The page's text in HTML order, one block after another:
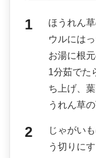
ほうれん
ウルには
お湯に根
1分茹でた
ち上げ、
うれん草
じゃがい
う切りに